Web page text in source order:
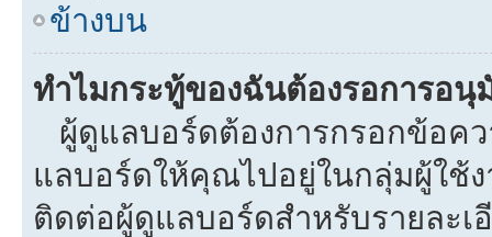
ข้างบน
ทำไมกระทู้ของฉันต้องรอการอนุ
ผู้ดูแลบอร์ดต้องการกรอกข้อค
แลบอร์ดให้คุณไปอยู่ในกลุ่มผู้ใช้
ติดต่อผู้ดูแลบอร์ดสำหรับรายละเ